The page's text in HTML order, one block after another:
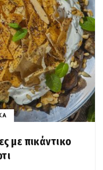
με πικάντικο